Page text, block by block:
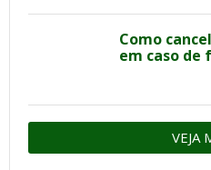
Como
em caso de
VEJA